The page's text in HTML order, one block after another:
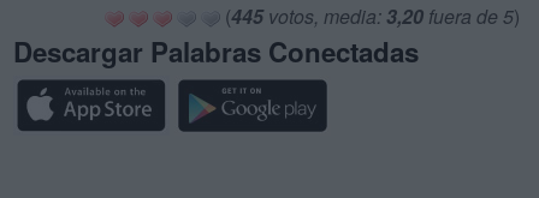
(445votos, media: 3,20 fuera de 5)
Descargar Palabras Conectadas